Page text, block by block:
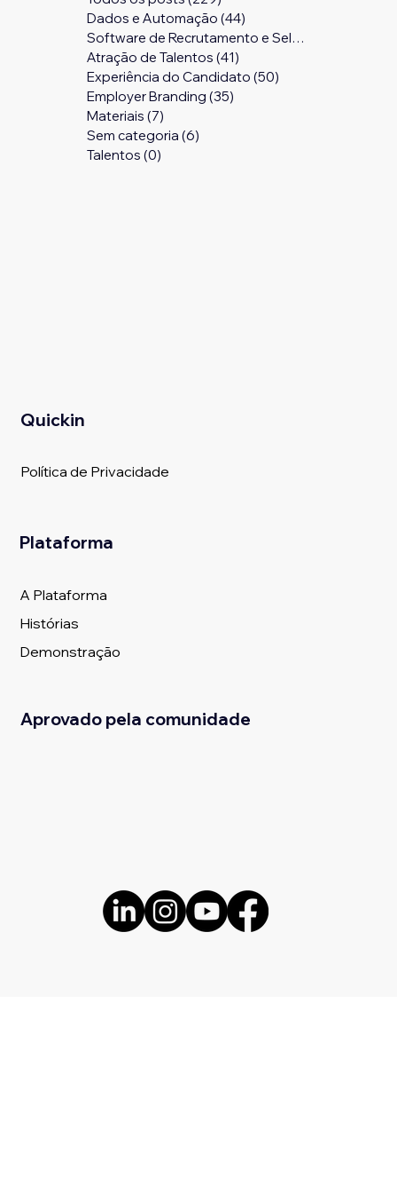
Dados e Automação (44)
Software de Recrutamento e Seleção
Atração de Talentos (41)
Experiência do Candidato (50)
Employer Branding (35)
Materiais (7)
Sem categoria (6)
Talentos (0)
Quickin
Política de Privacidade
Plataforma
A Plataforma
Histórias
Demonstração
Aprovado pela comunidade